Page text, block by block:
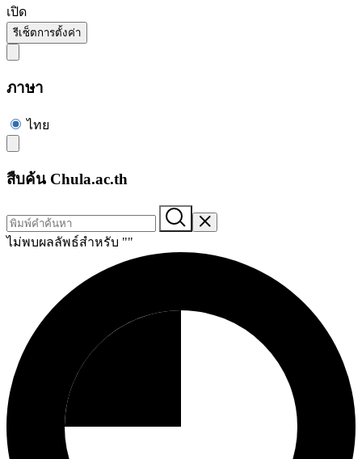
เปิด
รีเซ็ตการตั้งค่า
ภาษา
ไทย
สืบค้น Chula.ac.th
ไม่พบผลลัพธ์สำหรับ ""